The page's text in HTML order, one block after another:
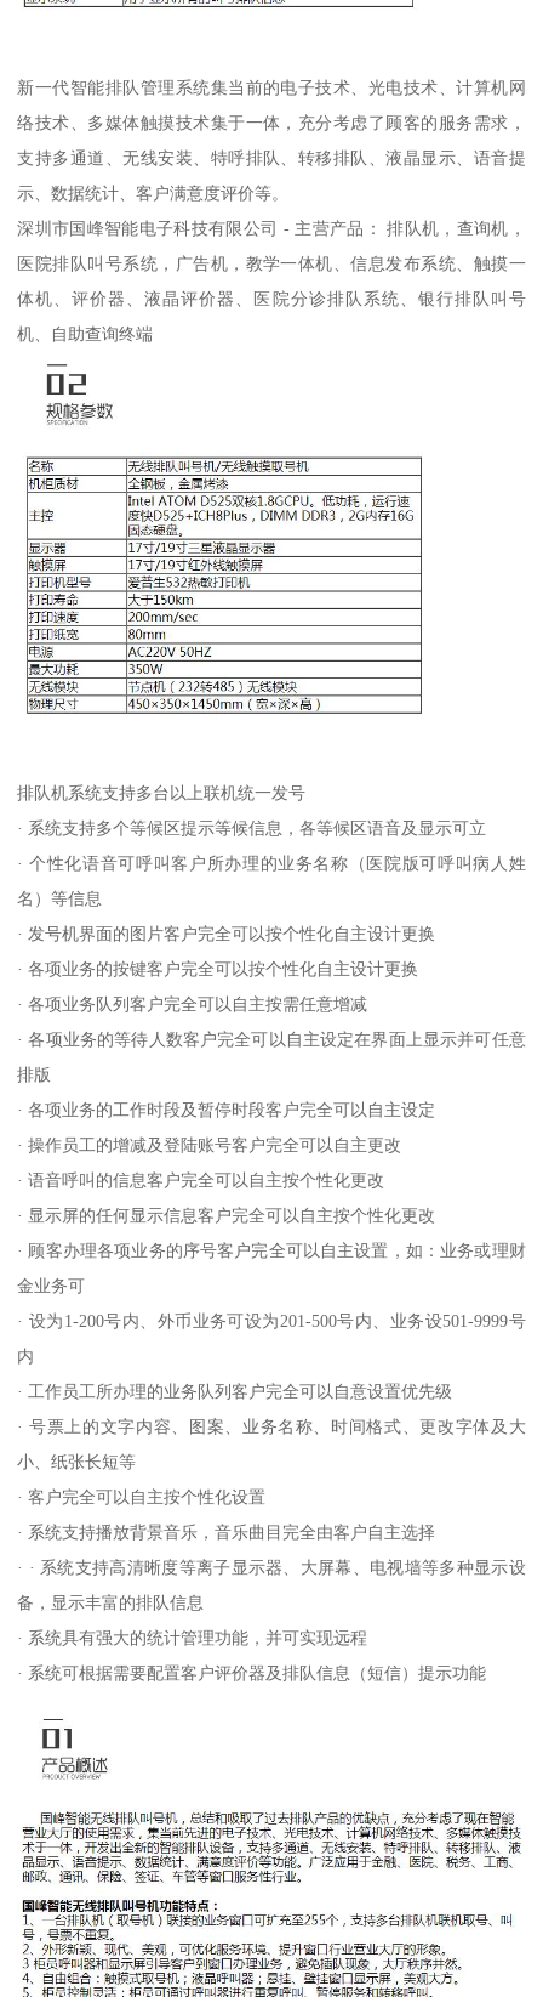
新一代智能排队管理系统集当前的电子技术、光电技术、计算机网
络技术、多媒体触摸技术集于一体，充分考虑了顾客的服务需求，
支持多通道、无线安装、特呼排队、转移排队、液晶显示、语音提
示、数据统计、客户满意度评价等。
深圳市国峰智能电子科技有限公司 - 主营产品： 排队机，查询机，
医院排队叫号系统，广告机，教学一体机、信息发布系统、触摸一
体机、评价器、液晶评价器、医院分诊排队系统、银行排队叫号
机、自助查询终端
排队机系统支持多台以上联机统一发号
· 系统支持多个等候区提示等候信息，各等候区语音及显示可立
· 个性化语音可呼叫客户所办理的业务名称（医院版可呼叫病人姓
名）等信息
· 发号机界面的图片客户完全可以按个性化自主设计更换
· 各项业务的按键客户完全可以按个性化自主设计更换
· 各项业务队列客户完全可以自主按需任意增减
· 各项业务的等待人数客户完全可以自主设定在界面上显示并可任意
排版
· 各项业务的工作时段及暂停时段客户完全可以自主设定
· 操作员工的增减及登陆账号客户完全可以自主更改
· 语音呼叫的信息客户完全可以自主按个性化更改
· 显示屏的任何显示信息客户完全可以自主按个性化更改
· 顾客办理各项业务的序号客户完全可以自主设置，如：业务或理财
金业务可
· 设为1-200号内、外币业务可设为201-500号内、业务设501-9999号
内
· 工作员工所办理的业务队列客户完全可以自意设置优先级
· 号票上的文字内容、图案、业务名称、时间格式、更改字体及大
小、纸张长短等
· 客户完全可以自主按个性化设置
· 系统支持播放背景音乐，音乐曲目完全由客户自主选择
· · 系统支持高清晰度等离子显示器、大屏幕、电视墙等多种显示设
备，显示丰富的排队信息
· 系统具有强大的统计管理功能，并可实现远程
· 系统可根据需要配置客户评价器及排队信息（短信）提示功能